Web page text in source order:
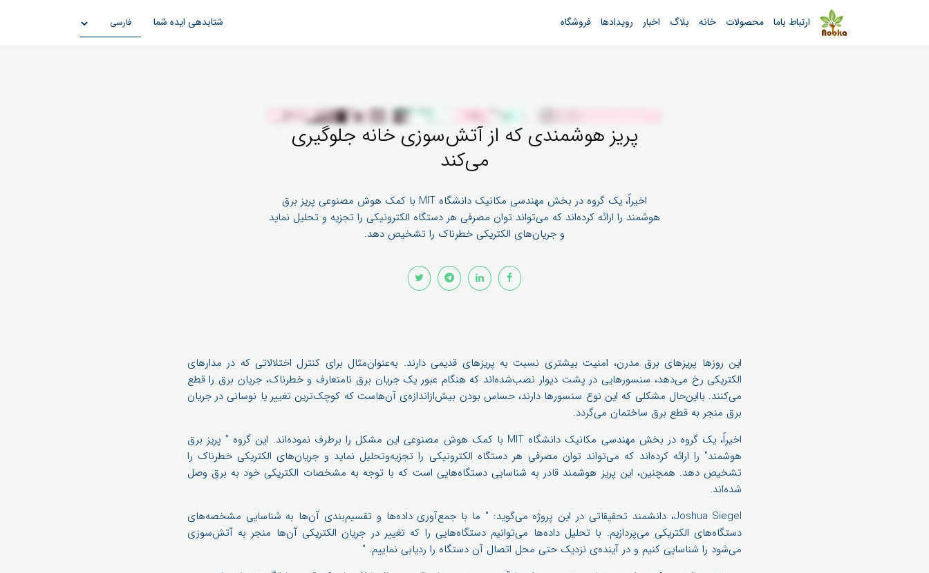
پریز هوشمندی که از آتش‌سوزی خانه جلوگیری
می‌کند
اخیراً، یک گروه در بخش مهندسی مکانیک دانشگاه MIT با کمک هوش مصنوعی پریز برق
هوشمند را ارائه کرده‌اند که می‌تواند توان مصرفی هر دستگاه الکترونیکی را تجزیه‌ و تحلیل نماید
و جریان‌های الکتریکی خطرناک را تشخیص دهد.
این روزها پریزهای برق مدرن، امنیت بیشتری نسبت به پریزهای قدیمی دارند. به‌عنوان‌مثال برای کنترل اختلالاتی که در مدارهای
الکتریکی رخ می‌دهد، سنسورهایی در پشت دیوار نصب‌شده‌اند که هنگام عبور یک جریان برق نامتعارف و خطرناک، جریان برق را قطع
می‌کنند. بااین‌حال مشکلی که این نوع سنسورها دارند، حساس بودن بیش‌ازاندازه‌ی آن‌هاست که کوچک‌ترین تغییر یا نوسانی در جریان
برق منجر به قطع برق ساختمان می‌گردد.
اخیراً، یک گروه در بخش مهندسی مکانیک دانشگاه MIT با کمک هوش مصنوعی این مشکل را برطرف نموده‌اند. این گروه " پریز برق
هوشمند" را ارائه کرده‌اند که می‌تواند توان مصرفی هر دستگاه الکترونیکی را تجزیه‌وتحلیل نماید و جریان‌های الکتریکی خطرناک را
تشخیص دهد. همچنین، این پریز هوشمند قادر به شناسایی دستگاه‌هایی است که با توجه به مشخصات الکتریکی خود به برق وصل
شده‌اند.
Joshua Siegel، دانشمند تحقیقاتی در این پروژه می‌گوید: " ما با جمع‌آوری داده‌ها و تقسیم‌بندی آن‌ها به شناسایی مشخصه‌های
دستگاه‌های الکتریکی می‌پردازیم. با تحلیل داده‌ها می‌توانیم دستگاه‌هایی را که تغییر در جریان الکتریکی آن‌ها منجر به آتش‌سوزی
می‌شود را شناسایی کنیم و در آینده‌ی نزدیک حتی محل اتصال آن دستگاه را ردیابی نماییم. "
ارتباط باما محصولات خانه بلاگ اخبار رویدادها فروشگاه شتابدهی ایده شما